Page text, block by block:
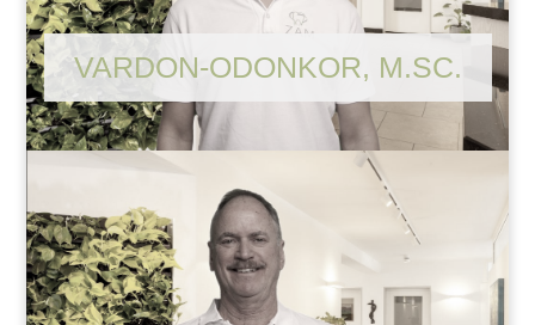
VARDON-ODONKOR, M.SC.